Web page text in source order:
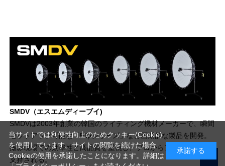
SMDV（エスエムディーブイ)
SMDVは2003年創業の韓国のライティング機材メーカーで、瞬間
セットアップ可能な「Flipシリーズ」など画期的な製品を開発。
撮影現場での効率性と高品質を重視し、プロからアマチュアまで
支持される。
当サイトでは利便性向上のためクッキー(Cookie)
を使用しています。サイトの閲覧を続けた場合
Cookieの使用を承諾したことになります。詳細は
承諾する